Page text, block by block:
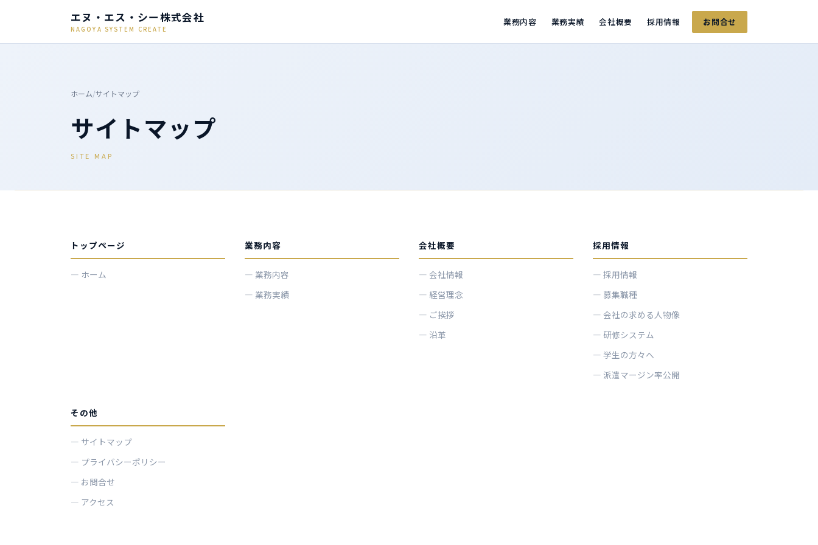
エヌ・エス・シー株式会社
NAGOYA SYSTEM CREATE
業務内容 業務実績 会社概要 採用情報 お問合せ
ホーム/サイトマップ
サイトマップ
SITE MAP
トップページ
ホーム
業務内容
業務内容
業務実績
会社概要
会社情報
経営理念
ご挨拶
沿革
採用情報
採用情報
募集職種
会社の求める人物像
研修システム
学生の方々へ
派遣マージン率公開
その他
サイトマップ
プライバシーポリシー
お問合せ
アクセス